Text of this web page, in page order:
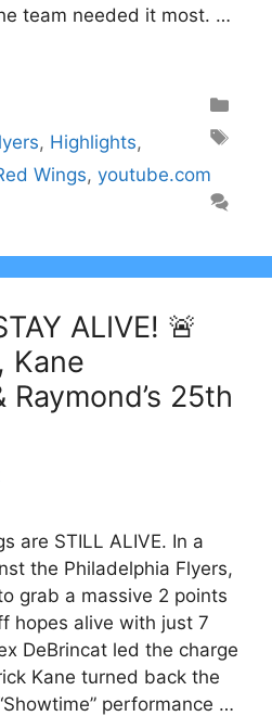
team needed it most. …
, Highlights,
Wings, youtube.com
ALIVE! 🚨
Kane
Raymond’s 25th
are STILL ALIVE. In a
the Philadelphia Flyers,
grab a massive 2 points
hopes alive with just 7
DeBrincat led the charge
Kane turned back the
performance …